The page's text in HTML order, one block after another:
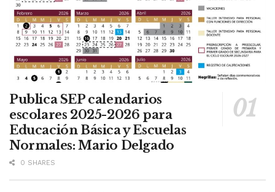
Publica SEP calendarios
escolares 2025-2026 para
Educación Básica y Escuelas
Normales: Mario Delgado
0 SHARES